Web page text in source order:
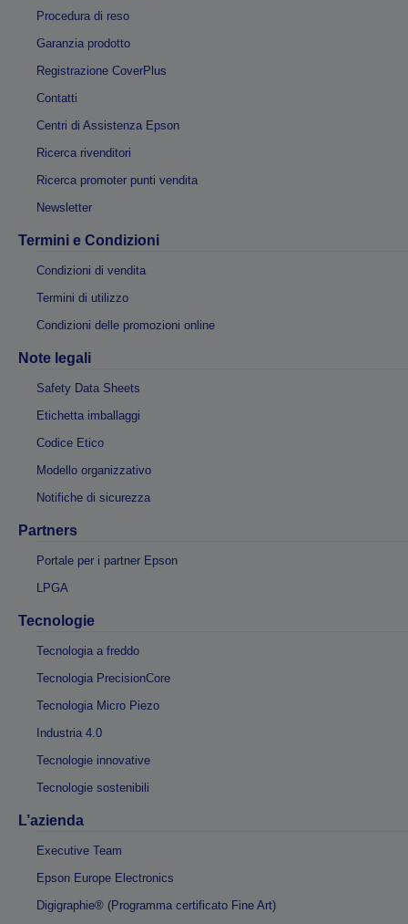
Procedura di reso
Garanzia prodotto
Registrazione CoverPlus
Contatti
Centri di Assistenza Epson
Ricerca rivenditori
Ricerca promoter punti vendita
Newsletter
Termini e Condizioni
Condizioni di vendita
Termini di utilizzo
Condizioni delle promozioni online
Note legali
Safety Data Sheets
Etichetta imballaggi
Codice Etico
Modello organizzativo
Notifiche di sicurezza
Partners
Portale per i partner Epson
LPGA
Tecnologie
Tecnologia a freddo
Tecnologia PrecisionCore
Tecnologia Micro Piezo
Industria 4.0
Tecnologie innovative
Tecnologie sostenibili
L’azienda
Executive Team
Epson Europe Electronics
Digigraphie® (Programma certificato Fine Art)